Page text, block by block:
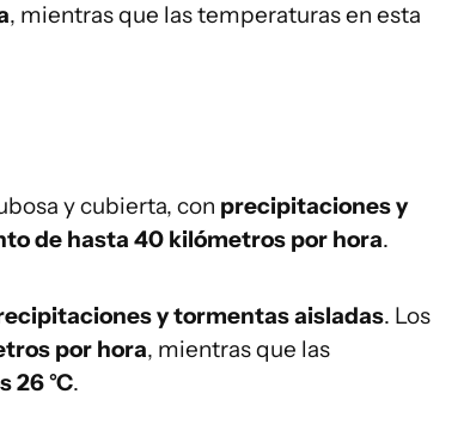
, mientras que las temperaturas en esta
y cubierta, con precipitaciones y
de hasta 40 kilómetros por hora.
y tormentas aisladas. Los
por hora, mientras que las
26 °C.